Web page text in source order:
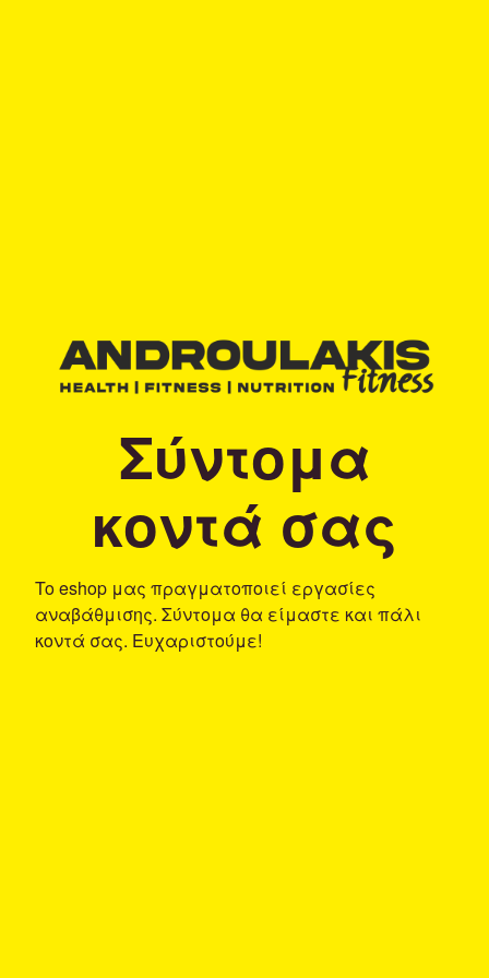
Σύντομα
κοντά σας
To eshop μας πραγματοποιεί εργασίες
αναβάθμισης. Σύντομα θα είμαστε και πάλι
κοντά σας. Ευχαριστούμε!